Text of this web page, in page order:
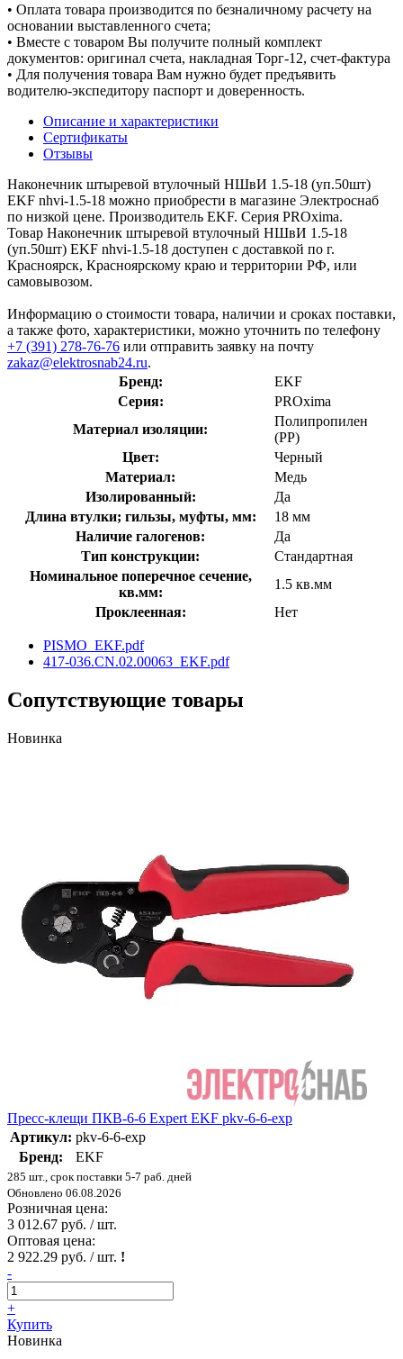
• Оплата товара производится по безналичному расчету на
основании выставленного счета;
• Вместе с товаром Вы получите полный комплект
документов: оригинал счета, накладная Торг-12, счет-фактура
• Для получения товара Вам нужно будет предъявить
водителю-экспедитору паспорт и доверенность.
Описание и характеристики
Сертификаты
Отзывы
Наконечник штыревой втулочный НШвИ 1.5-18 (уп.50шт)
EKF nhvi-1.5-18 можно приобрести в магазине Электроснаб
по низкой цене. Производитель EKF. Серия PROxima.
Товар Наконечник штыревой втулочный НШвИ 1.5-18
(уп.50шт) EKF nhvi-1.5-18 доступен с доставкой по г.
Красноярск, Красноярскому краю и территории РФ, или
самовывозом.
Информацию о стоимости товара, наличии и сроках поставки,
а также фото, характеристики, можно уточнить по телефону
+7 (391) 278-76-76 или отправить заявку на почту
zakaz@elektrosnab24.ru.
Бренд:
EKF
Серия:
PROxima
Материал изоляции:
Полипропилен
(PP)
Цвет:
Черный
Материал:
Медь
Изолированный:
Да
Длина втулки; гильзы, муфты, мм:
18 мм
Наличие галогенов:
Да
Тип конструкции:
Стандартная
Номинальное поперечное сечение,
кв.мм:
1.5 кв.мм
Проклеенная:
Нет
PISMO_EKF.pdf
417-036.CN.02.00063_EKF.pdf
Сопутствующие товары
Новинка
Пресс-клещи ПКВ-6-6 Expert EKF pkv-6-6-exp
Артикул: pkv-6-6-exp
Бренд:
EKF
285 шт., срок поставки 5-7 раб. дней
Обновлено 06.08.2026
Розничная цена:
3 012.67 руб. / шт.
Оптовая цена:
2 922.29 руб. / шт. !
-
+
Купить
Новинка